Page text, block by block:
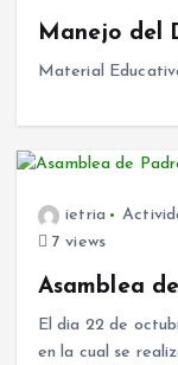
Manejo del
Material
ietria
7 views
Asamblea
El dia 22 de
en la cual se